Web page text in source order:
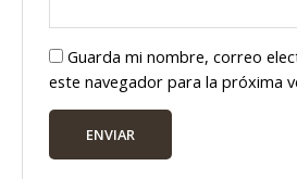
Guarda mi nombre, correo
este navegador para la próxima